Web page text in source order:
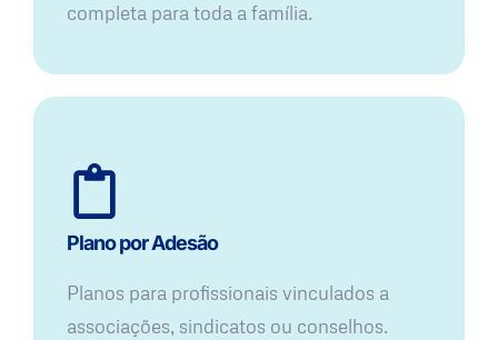
completa para toda a família.
Plano por Adesão
Planos para profissionais vinculados a
associações, sindicatos ou conselhos.